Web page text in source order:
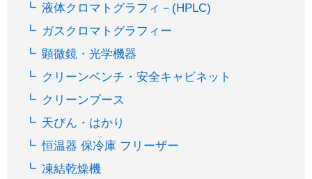
液体クロマトグラフィ－(HPLC)
ガスクロマトグラフィー
顕微鏡・光学機器
クリーンベンチ・安全キャビネット
クリーンブース
天びん・はかり
恒温器 保冷庫 フリーザー
凍結乾燥機